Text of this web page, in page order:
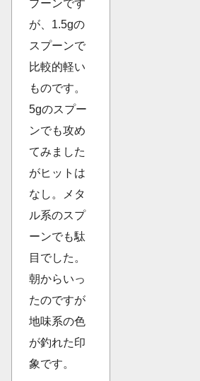
プーンです
が、1.5gの
スプーンで
比較的軽い
ものです。
5gのスプー
ンでも攻め
てみました
がヒットは
なし。メタ
ル系のスプ
ーンでも駄
目でした。
朝からいっ
たのですが
地味系の色
が釣れた印
象です。